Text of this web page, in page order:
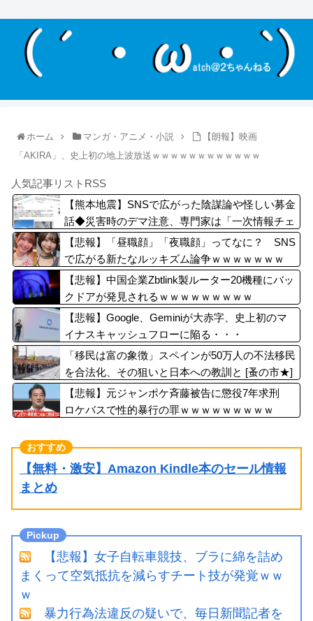
ホーム マンガ・アニメ・小説
【朗報】映画
「AKIRA」、史上初の地上波放送ｗｗｗｗｗｗｗｗｗｗｗｗ
人気記事リストRSS
【熊本地震】SNSで広がった陰謀論や怪しい募金
話◆災害時のデマ注意、専門家は「一次情報チェ
ックを」
【悲報】「昼職顔」「夜職顔」ってなに？ SNS
で広がる新たなルッキズム論争ｗｗｗｗｗｗｗ
【悲報】中国企業Zbtlink製ルーター20機種にバッ
クドアが発見されるｗｗｗｗｗｗｗｗｗ
【悲報】Google、Geminiが大赤字、史上初のマ
イナスキャッシュフローに陥る・・・
「移民は富の象徴」スペインが50万人の不法移民
を合法化、その狙いと日本への教訓と [蚤の市★]
【悲報】元ジャンポケ斉藤被告に懲役7年求刑
ロケバスで性的暴行の罪ｗｗｗｗｗｗｗｗｗ
【無料・激安】Amazon Kindle本のセール情報
まとめ
【悲報】女子自転車競技、ブラに綿を詰め
まくって空気抵抗を減らすチート技が発覚ｗｗ
ｗ
暴力行為法違反の疑いで、毎日新聞記者を